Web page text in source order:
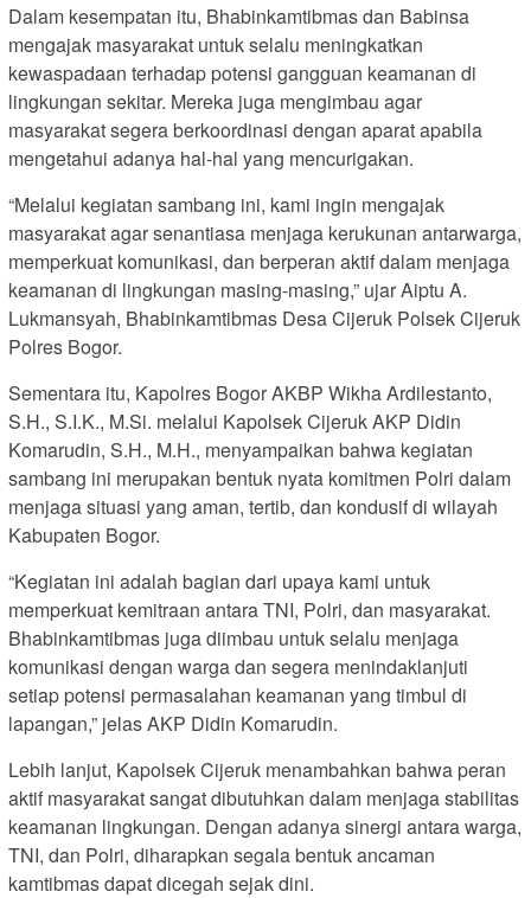
Dalam kesempatan itu, Bhabinkamtibmas dan Babinsa
mengajak masyarakat untuk selalu meningkatkan
kewaspadaan terhadap potensi gangguan keamanan di
lingkungan sekitar. Mereka juga mengimbau agar
masyarakat segera berkoordinasi dengan aparat apabila
mengetahui adanya hal-hal yang mencurigakan.
“Melalui kegiatan sambang ini, kami ingin mengajak
masyarakat agar senantiasa menjaga kerukunan antarwarga,
memperkuat komunikasi, dan berperan aktif dalam menjaga
keamanan di lingkungan masing-masing,” ujar Aiptu A.
Lukmansyah, Bhabinkamtibmas Desa Cijeruk Polsek Cijeruk
Polres Bogor.
Sementara itu, Kapolres Bogor AKBP Wikha Ardilestanto,
S.H., S.I.K., M.Si. melalui Kapolsek Cijeruk AKP Didin
Komarudin, S.H., M.H., menyampaikan bahwa kegiatan
sambang ini merupakan bentuk nyata komitmen Polri dalam
menjaga situasi yang aman, tertib, dan kondusif di wilayah
Kabupaten Bogor.
“Kegiatan ini adalah bagian dari upaya kami untuk
memperkuat kemitraan antara TNI, Polri, dan masyarakat.
Bhabinkamtibmas juga diimbau untuk selalu menjaga
komunikasi dengan warga dan segera menindaklanjuti
setiap potensi permasalahan keamanan yang timbul di
lapangan,” jelas AKP Didin Komarudin.
Lebih lanjut, Kapolsek Cijeruk menambahkan bahwa peran
aktif masyarakat sangat dibutuhkan dalam menjaga stabilitas
keamanan lingkungan. Dengan adanya sinergi antara warga,
TNI, dan Polri, diharapkan segala bentuk ancaman
kamtibmas dapat dicegah sejak dini.